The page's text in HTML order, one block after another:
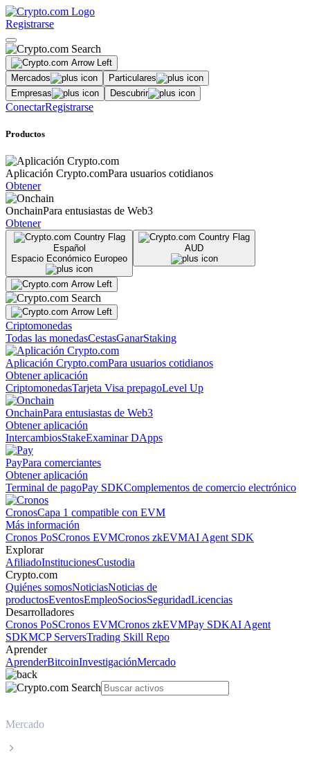
Registrarse
Mercados
Particulares
Empresas
Descubrir
ConectarRegistrarse
Productos
Aplicación Crypto.comPara usuarios cotidianos
Obtener
OnchainPara entusiastas de Web3
Obtener
Español
Espacio Económico Europeo
AUD
Criptomonedas
Todas las monedasCestasGanarStaking
Aplicación Crypto.comPara usuarios cotidianos
Obtener aplicación
CriptomonedasTarjeta Visa prepagoLevel Up
OnchainPara entusiastas de Web3
Obtener aplicación
IntercambiosStakeExaminar DApps
PayPara comerciantes
Obtener aplicación
Terminal de pagoPay SDKComplementos de comercio electrónico
CronosCapa 1 compatible con EVM
Más información
Cronos PoSCronos EVMCronos zkEVMAI Agent SDK
Explorar
AfiliadoInstitucionesCustodia
Crypto.com
Quiénes somosNoticiasNoticias de
productosEventosEmpleoSociosSeguridadLicencias
Desarrolladores
Cronos PoSCronos EVMCronos zkEVMPay SDKAI Agent
SDKMCP ServersTrading Skill Repo
Aprender
AprenderBitcoinInvestigaciónMercado
Mercado